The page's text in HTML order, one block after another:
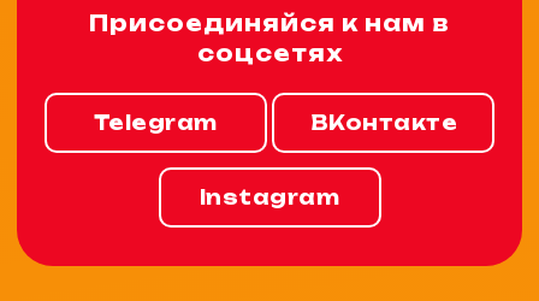
Присоединяйся к нам в
соцсетях
Telegram ВКонтакте
Instagram